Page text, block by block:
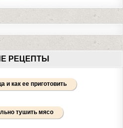
РЕЦЕПТЫ
и как ее приготовить
тушить мясо